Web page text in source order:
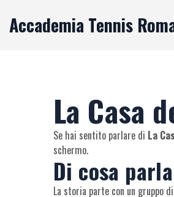
Accademia Tennis
La Casa
Se hai sentito parlare di La
schermo.
Di cosa
La storia parte con un gruppo